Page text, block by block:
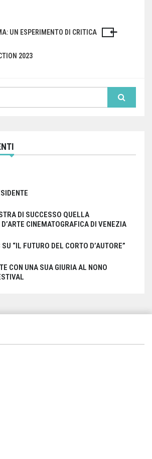
UN ESPERIMENTO DI CRITICA
2023
DI SUCCESSO QUELLA
CINEMATOGRAFICA DI VENEZIA
“IL FUTURO DEL CORTO D’AUTORE”
CON UNA SUA GIURIA AL NONO